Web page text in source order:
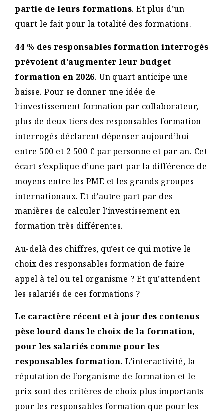
partie de leurs formations. Et plus d’un
quart le fait pour la totalité des formations.
44 % des responsables formation interrogés
prévoient d’augmenter leur budget
formation en 2026. Un quart anticipe une
baisse. Pour se donner une idée de
l’investissement formation par collaborateur,
plus de deux tiers des responsables formation
interrogés déclarent dépenser aujourd’hui
entre 500 et 2 500 € par personne et par an. Cet
écart s’explique d’une part par la différence de
moyens entre les PME et les grands groupes
internationaux. Et d’autre part par des
manières de calculer l’investissement en
formation très différentes.
Au-delà des chiffres, qu’est ce qui motive le
choix des responsables formation de faire
appel à tel ou tel organisme ? Et qu’attendent
les salariés de ces formations ?
Le caractère récent et à jour des contenus
pèse lourd dans le choix de la formation,
pour les salariés comme pour les
responsables formation. L’interactivité, la
réputation de l’organisme de formation et le
prix sont des critères de choix plus importants
pour les responsables formation que pour les